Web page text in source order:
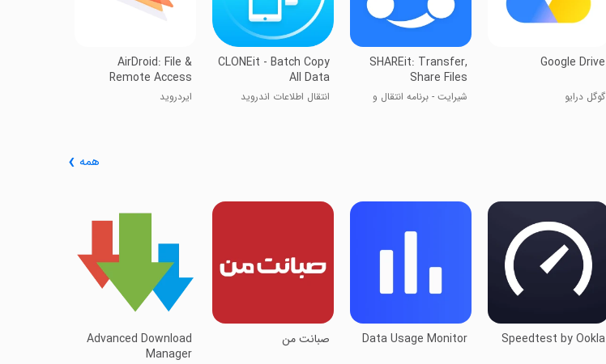
Google Drive
گوگل درایو
SHAREit: Transfer,
Share Files
شیر‌ایت - برنامه انتقال و
CLONEit - Batch Copy
All Data
انتقال اطلاعات اندروید
AirDroid: File &
Remote Access
ایردروید
همه
Speedtest by Ookla
Data Usage Monitor ‏‏‏صبانت من
Advanced Download
Manager